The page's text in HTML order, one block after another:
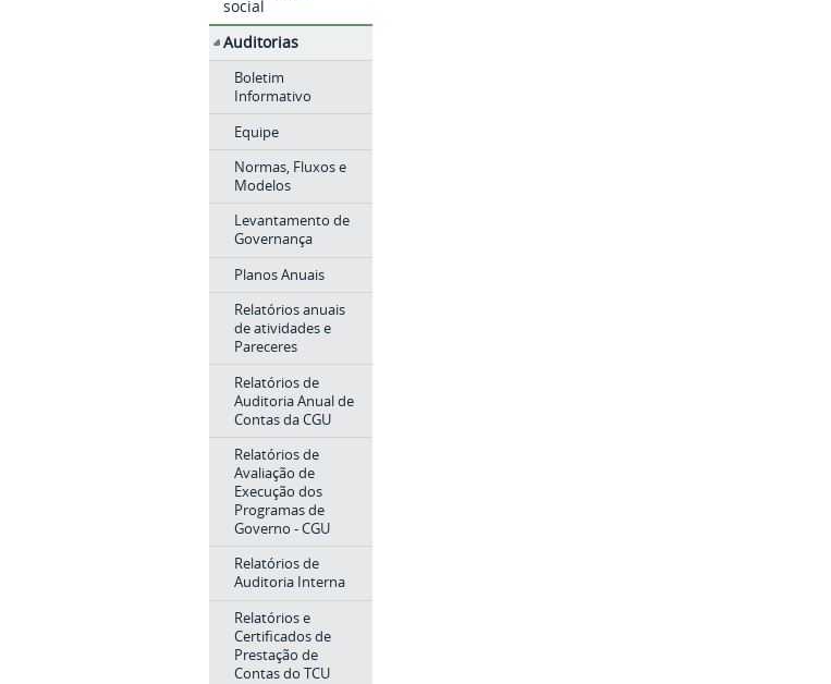
social
Auditorias
Boletim
Informativo
Equipe
Normas, Fluxos e
Modelos
Levantamento de
Governança
Planos Anuais
Relatórios anuais
de atividades e
Pareceres
Relatórios de
Auditoria Anual de
Contas da CGU
Relatórios de
Avaliação de
Execução dos
Programas de
Governo - CGU
Relatórios de
Auditoria Interna
Relatórios e
Certificados de
Prestação de
Contas do TCU